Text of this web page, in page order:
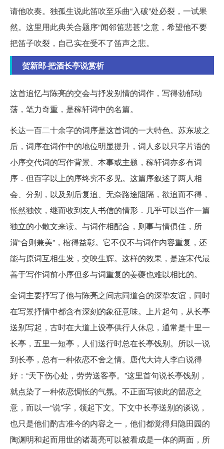
请他吹奏。独孤生说此笛吹至乐曲“入破”处必裂，一试果
然。这里用此典关合题序“闻邻笛悲甚”之意，希望他不要
把笛子吹裂，自己实在受不了笛声之悲。
贺新郎·把酒长亭说赏析
这首追忆与陈亮的交会与抒发别情的词作，写得勃郁动
荡，笔力奇重，是稼轩词中的名篇。
长达一百二十余字的词序是这首词的一大特色。苏东坡之
后，词序在词作中的地位明显提升，词人多以只字片语的
小序交代词的写作背景、本事或主题，稼轩词亦多有词
序．但百字以上的序终究不多见。这篇序叙述了两人相
会、分别，以及别后复追、无奈路途阻隔，欲追而不得，
怅然独饮，继而收到友人书信的情形．几乎可以当作一篇
独立的小散文来读。与词作相配合，则事与情俱佳，所
渭“合则兼美”，棺得益彰。它不仅不与词作内容重复，还
能与原词互相生发，交映生辉。这样的效果，是连宋代最
善于写作词前小序但多与词重复的姜夔也难以相比的。
全词主要抒写了他与陈亮之间志同道合的深挚友谊，同时
在写景抒情中都含有深刻的象征意味。上片起句，从长亭
送别写起，古时在大道上设亭供行人休息，通常是十里一
长亭，五里一短亭，人们送行时总在长亭饯别。所以一说
到长亭，总有一种依恋不舍之情。唐代大诗人李白说得
好：“天下伤心处，劳劳送客亭。”这里首句说长亭饯别，
就点染了一种依恋惆怅的气氛。不正面写彼此的留恋之
意，而以一“说”字，领起下文。下文中长亭送别的谈说，
也只是他们酌古准今的内容之一，他们都觉得归隐田园的
陶渊明和起而用世的诸葛亮可以被看成是一体的两面，所